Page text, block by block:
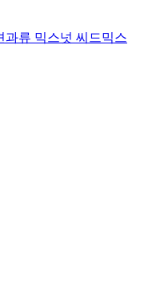
과류 믹스넛 씨드믹스